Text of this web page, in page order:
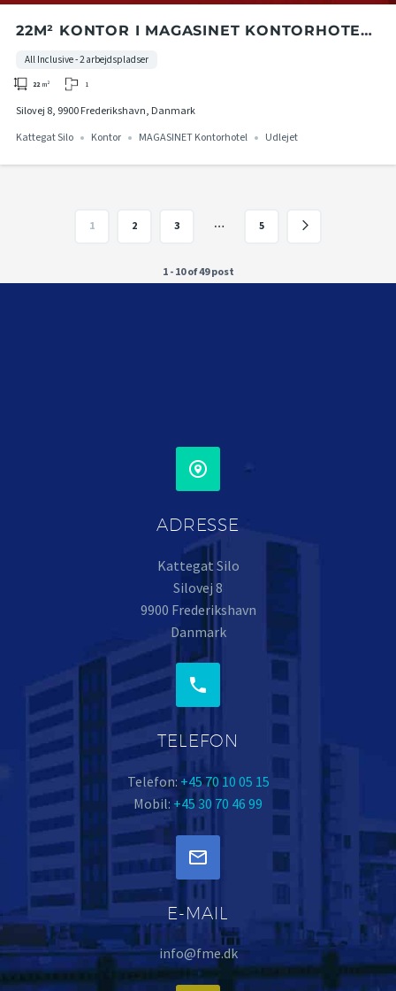
22M² KONTOR I MAGASINET KONTORHOTEL
All Inclusive - 2 arbejdspladser
22 m² 1
Silovej 8, 9900 Frederikshavn, Danmark
Kattegat Silo
Kontor MAGASINET Kontorhotel Udlejet
1 2 3 … 5
1 - 10 of 49 post


ADRESSE
Kattegat Silo
Silovej 8
9900 Frederikshavn
Danmark


TELEFON
Telefon: +45 70 10 05 15
Mobil: +45 30 70 46 99


E-MAIL
info@fme.dk